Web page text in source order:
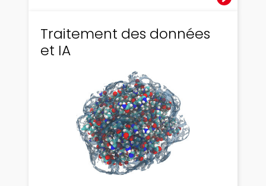
Traitement des données
et IA